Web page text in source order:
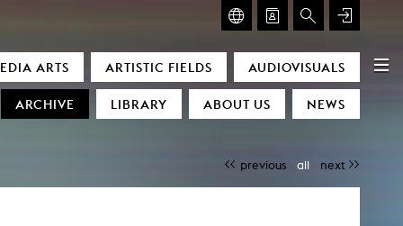
ARTS ARTISTIC FIELDS AUDIOVISUALS
ARCHIVE LIBRARY ABOUT US NEWS
previous all next
Glasmoog – Room for Art & Discourse